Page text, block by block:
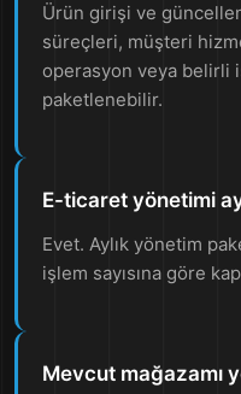
Ürün girişi ve
süreçleri, müşteri
operasyon veya belirli
paketlenebilir.
E-ticaret yönetimi
Evet. Aylık yönetim
işlem sayısına göre
Mevcut mağazamı